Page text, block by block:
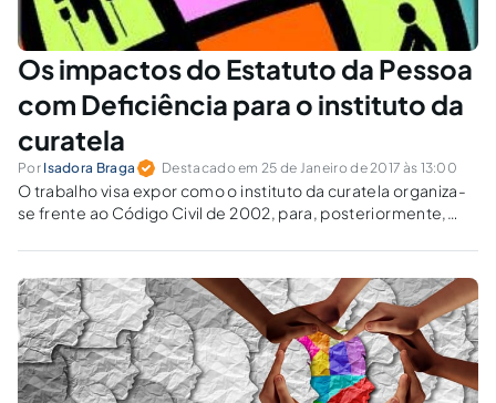
Os impactos do Estatuto da Pessoa
com Deficiência para o instituto da
curatela
Por Isadora Braga Destacado em 25 de Janeiro de 2017 às 13:00
O trabalho visa expor como o instituto da curatela organiza-
se frente ao Código Civil de 2002, para, posteriormente,